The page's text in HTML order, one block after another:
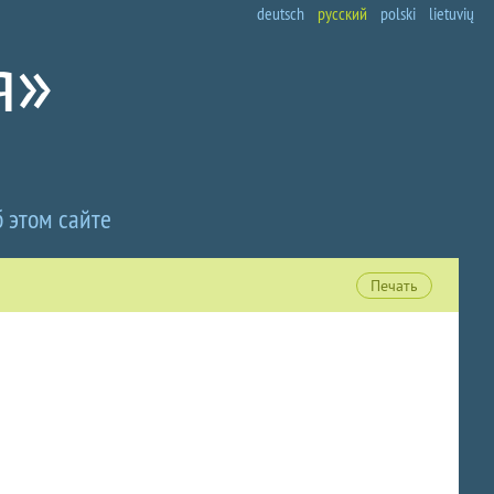
deutsch русский polski lietuvių
этом сайте
Печать